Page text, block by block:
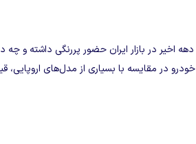
اخیر در بازار ایران حضور پررنگی داشته
در مقایسه با بسیاری از مدل‌های اروپایی،